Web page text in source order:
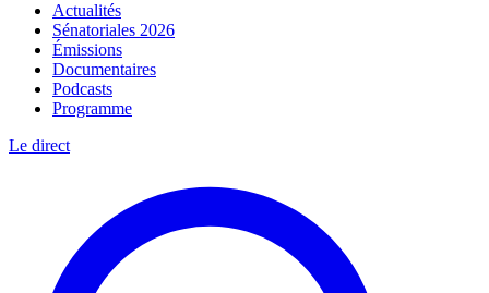
Actualités
Sénatoriales 2026
Émissions
Documentaires
Podcasts
Programme
Le direct